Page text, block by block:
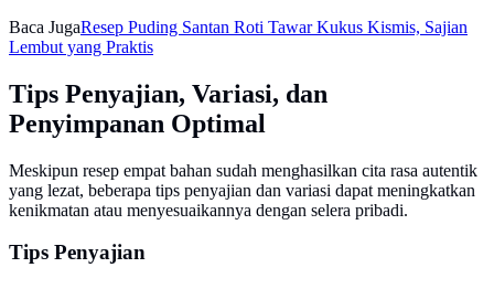
Baca JugaResep Puding Santan Roti Tawar Kukus Kismis, Sajian
Lembut yang Praktis
Tips Penyajian, Variasi, dan
Penyimpanan Optimal
Meskipun resep empat bahan sudah menghasilkan cita rasa autentik
yang lezat, beberapa tips penyajian dan variasi dapat meningkatkan
kenikmatan atau menyesuaikannya dengan selera pribadi.
Tips Penyajian